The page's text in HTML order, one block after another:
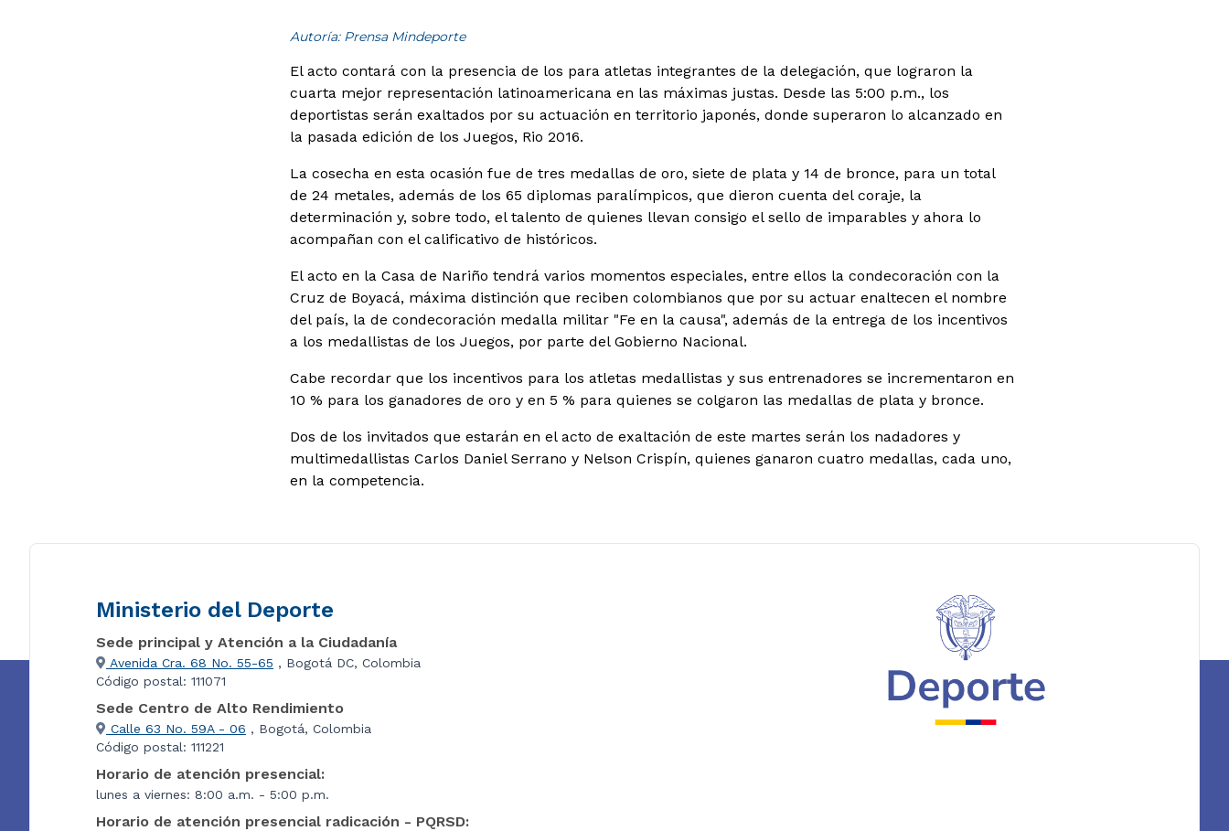
Autoría: Prensa Mindeporte
El acto contará con la presencia de los para atletas integrantes de la delegación, que lograron la
cuarta mejor representación latinoamericana en las máximas justas. Desde las 5:00 p.m., los
deportistas serán exaltados por su actuación en territorio japonés, donde superaron lo alcanzado en
la pasada edición de los Juegos, Rio 2016.
La cosecha en esta ocasión fue de tres medallas de oro, siete de plata y 14 de bronce, para un total
de 24 metales, además de los 65 diplomas paralímpicos, que dieron cuenta del coraje, la
determinación y, sobre todo, el talento de quienes llevan consigo el sello de imparables y ahora lo
acompañan con el calificativo de históricos.
El acto en la Casa de Nariño tendrá varios momentos especiales, entre ellos la condecoración con la
Cruz de Boyacá, máxima distinción que reciben colombianos que por su actuar enaltecen el nombre
del país, la de condecoración medalla militar "Fe en la causa", además de la entrega de los incentivos
a los medallistas de los Juegos, por parte del Gobierno Nacional.
Cabe recordar que los incentivos para los atletas medallistas y sus entrenadores se incrementaron en
10 % para los ganadores de oro y en 5 % para quienes se colgaron las medallas de plata y bronce.
Dos de los invitados que estarán en el acto de exaltación de este martes serán los nadadores y
multimedallistas Carlos Daniel Serrano y Nelson Crispín, quienes ganaron cuatro medallas, cada uno,
en la competencia.
Ministerio del Deporte
Sede principal y Atención a la Ciudadanía
Avenida Cra. 68 No. 55-65 , Bogotá DC, Colombia
Código postal: 111071
Sede Centro de Alto Rendimiento
Calle 63 No. 59A - 06 , Bogotá, Colombia
Código postal: 111221
Horario de atención presencial:
lunes a viernes: 8:00 a.m. - 5:00 p.m.
Horario de atención presencial radicación - PQRSD: